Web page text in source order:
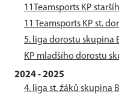
11Teamsports KP
11 Teamsports KP st.
5. liga dorostu skupina
KP mladšího dorostu
2024 - 2025
4. liga st. žáků skupina B